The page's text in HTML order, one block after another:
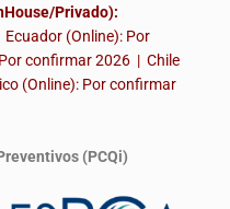
Privado):
(Online): Por
confirmar 2026 | Chile
(Online): Por confirmar
(PCQi)